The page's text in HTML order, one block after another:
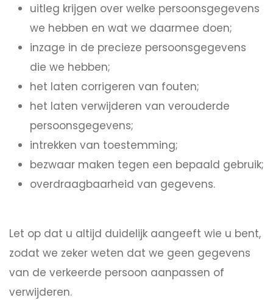
uitleg krijgen over welke persoonsgegevens
we hebben en wat we daarmee doen;
inzage in de precieze persoonsgegevens
die we hebben;
het laten corrigeren van fouten;
het laten verwijderen van verouderde
persoonsgegevens;
intrekken van toestemming;
bezwaar maken tegen een bepaald gebruik;
overdraagbaarheid van gegevens.
Let op dat u altijd duidelijk aangeeft wie u bent,
zodat we zeker weten dat we geen gegevens
van de verkeerde persoon aanpassen of
verwijderen.